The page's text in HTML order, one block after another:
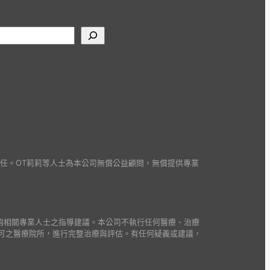
OT莉莉等人士為本公司無償公益顧問，無償提供專業
關專業人士之指導建議。本公司不執行任何醫療、治療
醫療院所，進行完整治療與評估。有任何疑義或建議，